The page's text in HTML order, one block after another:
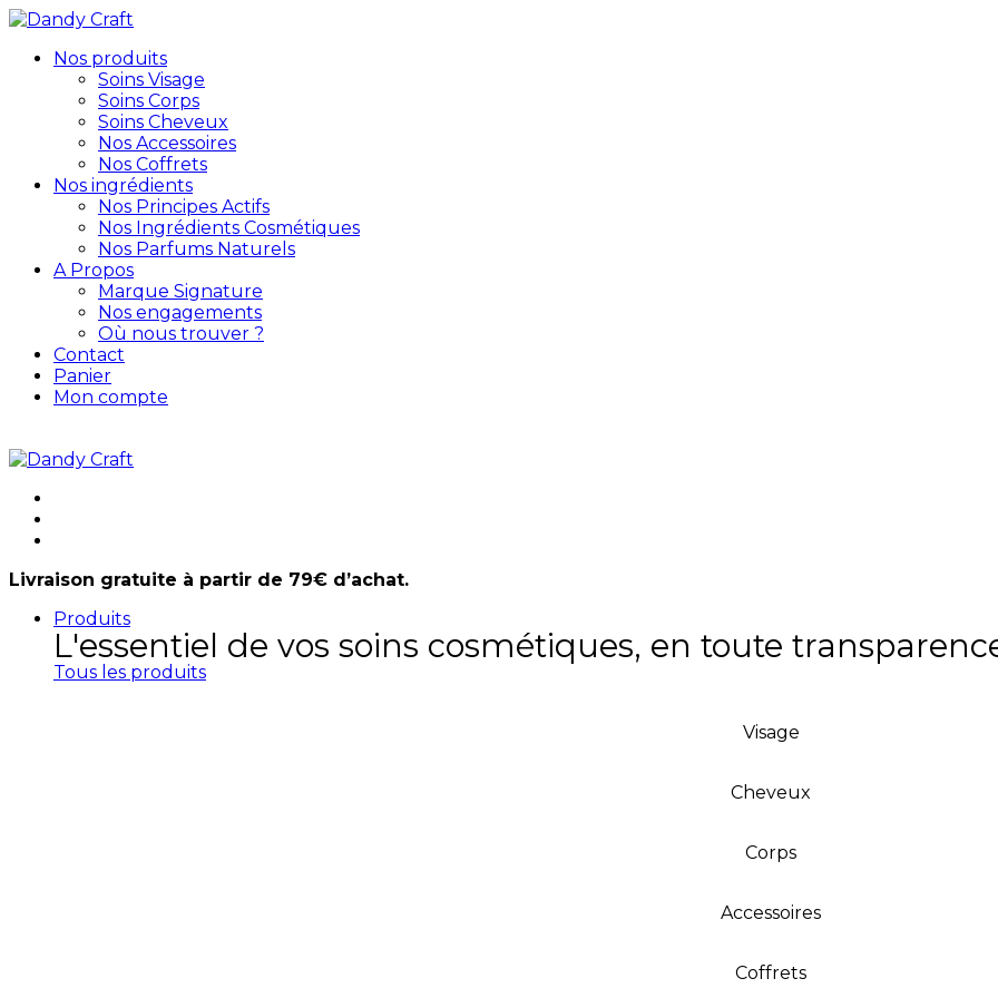
Nos produits
Soins Visage
Soins Corps
Soins Cheveux
Nos Accessoires
Nos Coffrets
Nos ingrédients
Nos Principes Actifs
Nos Ingrédients Cosmétiques
Nos Parfums Naturels
A Propos
Marque Signature
Nos engagements
Où nous trouver ?
Contact
Panier
Mon compte
Livraison gratuite à partir de 79€ d’achat.
Produits
L'essentiel de vos soins cosmétiques, en toute
Tous les produits
Visage
Cheveux
Corps
Accessoires
Coffrets